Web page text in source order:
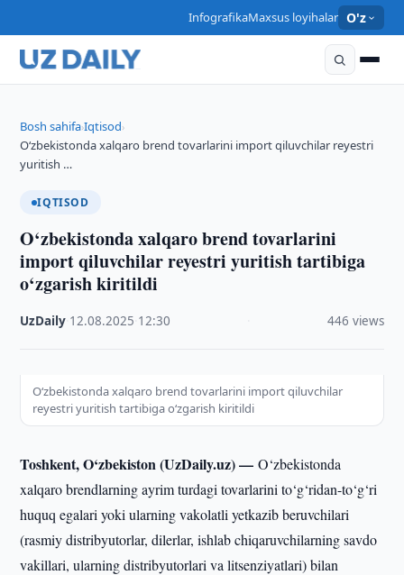
InfografikaMaxsus loyihalar O'z
Bosh sahifa›Iqtisod›
O‘zbekistonda xalqaro brend tovarlarini import qiluvchilar reyestri
yuritish …
IQTISOD
O‘zbekistonda xalqaro brend tovarlarini
import qiluvchilar reyestri yuritish tartibiga
o‘zgarish kiritildi
UzDaily 12.08.2025 12:30 446 views
O‘zbekistonda xalqaro brend tovarlarini import qiluvchilar
reyestri yuritish tartibiga o‘zgarish kiritildi
Toshkent, O‘zbekiston (UzDaily.uz) —O‘zbekistonda
xalqaro brendlarning ayrim turdagi tovarlarini to‘g‘ridan-to‘g‘ri
huquq egalari yoki ularning vakolatli yetkazib beruvchilari
(rasmiy distribyutorlar, dilerlar, ishlab chiqaruvchilarning savdo
vakillari, ularning distribyutorlari va litsenziyatlari) bilan